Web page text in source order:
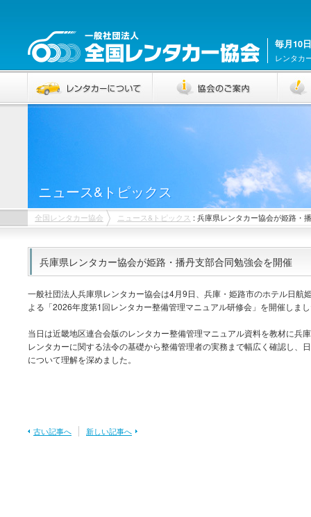
毎月10
レンタカ
ニュース&トピックス
全国レンタカー協会 ニュース&トピックス : 兵庫県レンタカー協会が姫路・
兵庫県レンタカー協会が姫路・播丹支部合同勉強会を開催
一般社団法人兵庫県レンタカー協会は4月9日、兵庫・姫路市のホテル日航
よる「2026年度第1回レンタカー整備管理マニュアル研修会」を開催しま
当日は近畿地区連合会版のレンタカー整備管理マニュアル資料を教材に兵
レンタカーに関する法令の基礎から整備管理者の実務まで幅広く確認し、
について理解を深めました。
古い記事へ 新しい記事へ